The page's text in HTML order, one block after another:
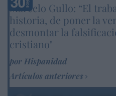
Marcelo Gullo: “El
historia, de poner la
desmontar la
cristiano"
por Hispanidad
Artículos anteriores